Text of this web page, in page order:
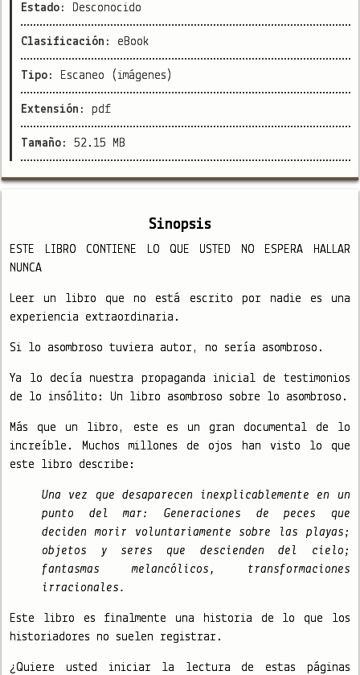
Estado: Desconocido
Clasificación: eBook
Tipo: Escaneo (imágenes)
Extensión: pdf
Tamaño:52.15 MB
Sinopsis
ESTE LIBRO CONTIENE LO QUE USTED NO ESPERA HALLAR
NUNCA
Leer un libro que no está escrito por nadie es una
experiencia extraordinaria.
Si lo asombroso tuviera autor, no sería asombroso.
Ya lo decía nuestra propaganda inicial de testimonios
de lo insólito: Un libro asombroso sobre lo asombroso.
Más que un libro, este es un gran documental de lo
increíble. Muchos millones de ojos han visto lo que
este libro describe:
Una vez que desaparecen inexplicablemente en un
punto del mar: Generaciones de peces que
deciden morir voluntariamente sobre las playas;
objetos y seres que descienden del cielo;
fantasmas melancólicos, transformaciones
irracionales.
Este libro es finalmente una historia de lo que los
historiadores no suelen registrar.
¿Quiere usted iniciar la lectura de estas páginas